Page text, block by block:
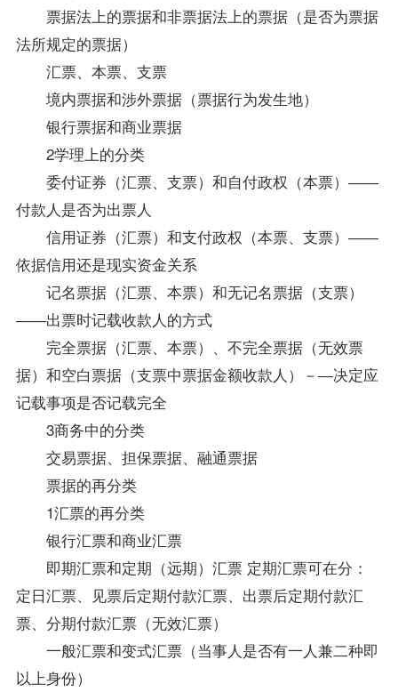
票据法上的票据和非票据法上的票据（是否为票据
法所规定的票据）
汇票、本票、支票
境内票据和涉外票据（票据行为发生地）
银行票据和商业票据
2学理上的分类
委付证券（汇票、支票）和自付政权（本票）――
付款人是否为出票人
信用证券（汇票）和支付政权（本票、支票）――
依据信用还是现实资金关系
记名票据（汇票、本票）和无记名票据（支票）
――出票时记载收款人的方式
完全票据（汇票、本票）、不完全票据（无效票
据）和空白票据（支票中票据金额收款人）－―决定应
记载事项是否记载完全
3商务中的分类
交易票据、担保票据、融通票据
票据的再分类
1汇票的再分类
银行汇票和商业汇票
即期汇票和定期（远期）汇票 定期汇票可在分：
定日汇票、见票后定期付款汇票、出票后定期付款汇
票、分期付款汇票（无效汇票）
一般汇票和变式汇票（当事人是否有一人兼二种即
以上身份）